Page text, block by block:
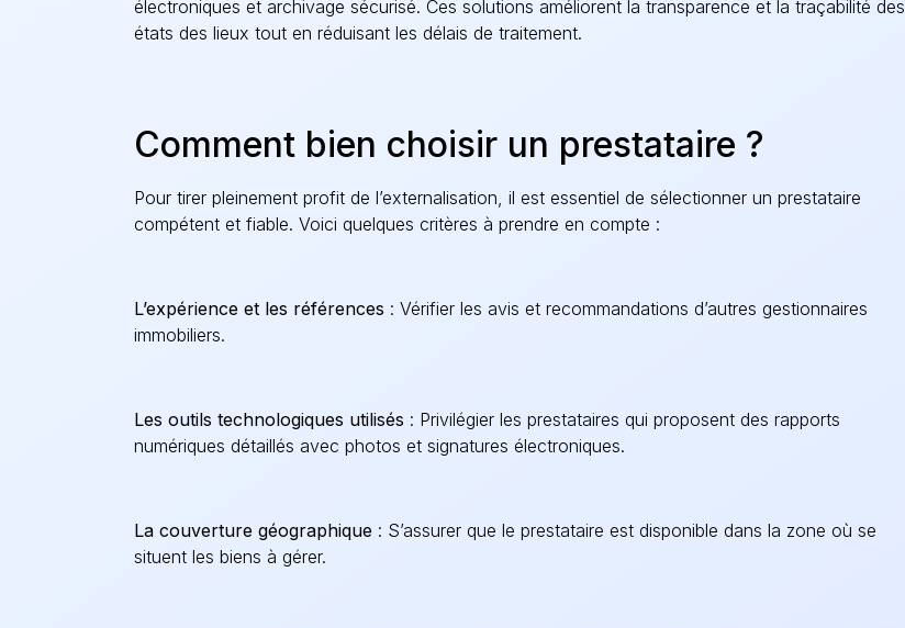
électroniques et archivage sécurisé. Ces solutions améliorent la transparence et la traçabilité des
états des lieux tout en réduisant les délais de traitement.
Comment bien choisir un prestataire ?
Pour tirer pleinement profit de l’externalisation, il est essentiel de sélectionner un prestataire
compétent et fiable. Voici quelques critères à prendre en compte :
L’expérience et les références : Vérifier les avis et recommandations d’autres gestionnaires
immobiliers.
Les outils technologiques utilisés : Privilégier les prestataires qui proposent des rapports
numériques détaillés avec photos et signatures électroniques.
La couverture géographique : S’assurer que le prestataire est disponible dans la zone où se
situent les biens à gérer.